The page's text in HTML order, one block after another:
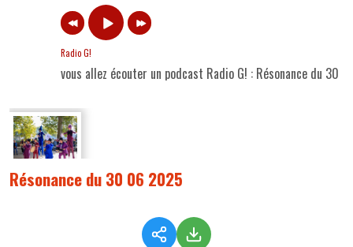
Radio G!
vous allez écouter un podcast Radio G! : Résonance du 30
Résonance du 30 06 2025